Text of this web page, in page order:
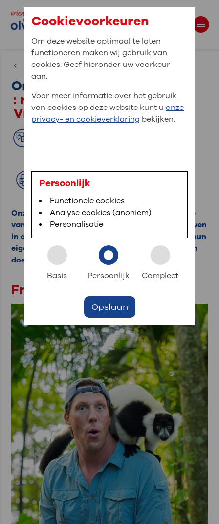
Waar bent u naar op zoek?
Zoekwoorden
Over ons
Onze ambassadeurs
: recht uit het hart voor
Vrienden van OLVG
Afdrukken
Onze ambassadeurs zetten zich in om de missie
van Vrienden van OLVG brede bekendheid te geven
in de regio Groot-Amsterdam. Allen hebben zij hun
eigen verhaal waarom het werk wat de Vrienden
doet belangrijk is voor patiënten van OLVG.
Freek Vonk
Cookievoorkeuren
Om deze website optimaal te laten
functioneren maken wij gebruik van
cookies. Geef hieronder uw voorkeur
aan.
Voor meer informatie over het gebruik
van cookies op deze website kunt u onze
privacy- en cookieverklaring bekijken.
Persoonlijk
Functionele cookies
Analyse cookies (anoniem)
Personalisatie
Basis Persoonlijk Compleet
Opslaan